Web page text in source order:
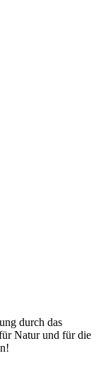
durch das
Natur und für die